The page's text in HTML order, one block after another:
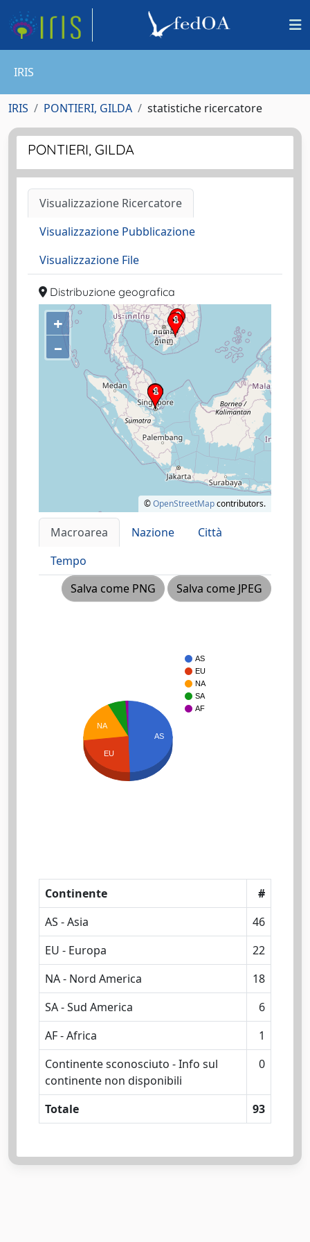
IRIS
IRIS PONTIERI, GILDA statistiche ricercatore
PONTIERI, GILDA
Visualizzazione Ricercatore
Visualizzazione Pubblicazione
Visualizzazione File
Distribuzione geografica
+
–
©OpenStreetMapcontributors.
Macroarea Nazione
Città
Tempo
Salva come PNG
Salva come JPEG
AS
EU
NA
SA
AF
AS
NA
EU
Continente
#
AS - Asia
46
EU - Europa
22
NA - Nord America
18
SA - Sud America
6
AF - Africa
1
Continente sconosciuto - Info sul
continente non disponibili
0
Totale 93